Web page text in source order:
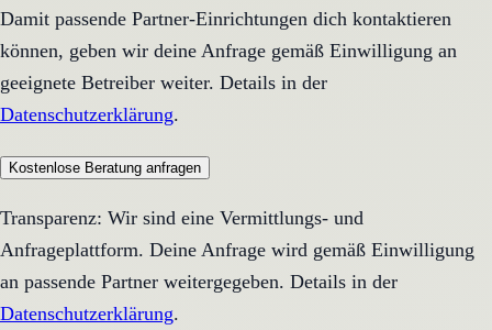
Damit passende Partner-Einrichtungen dich kontaktieren
können, geben wir deine Anfrage gemäß Einwilligung an
geeignete Betreiber weiter. Details in der
Datenschutzerklärung.
Kostenlose Beratung anfragen
Transparenz: Wir sind eine Vermittlungs- und
Anfrageplattform. Deine Anfrage wird gemäß Einwilligung
an passende Partner weitergegeben. Details in der
Datenschutzerklärung.